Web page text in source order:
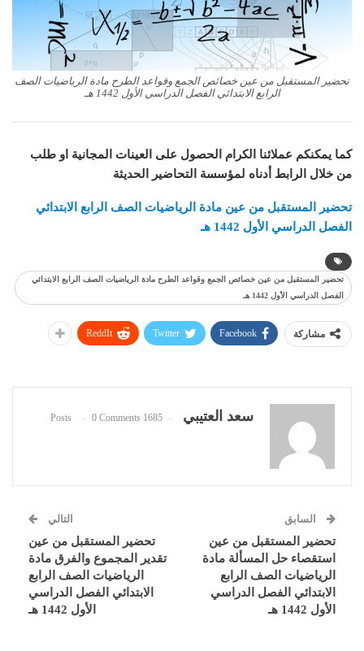
تحضير المستقبل من عين خصائص الجمع وقواعد الطرح مادة الرياضيات الصف
الرابع الابتدائي الفصل الدراسي الأول 1442 هـ
كما يمكنكم عملائنا الكرام الحصول على العينات المجانية او طلب
من خلال الرابط أدناه لمؤسسة التحاضير الحديثة
تحضير المستقبل من عين مادة الرياضيات
الصف الرابع الابتدائي
الفصل الدراسي الأول 1442 هـ
تحضير المستقبل من عين خصائص الجمع وقواعد الطرح مادة الرياضيات الصف الرابع الابتدائي
الفصل الدراسي الأول 1442 هـ
مشاركة Facebook
Twitter
ReddIt
سعد العتيبي 1685 Posts
0 Comments
السابق
تحضير المستقبل من عين
استقصاء حل المسألة مادة
الرياضيات الصف الرابع
الابتدائي الفصل الدراسي
الأول 1442 هـ
التالي
تحضير المستقبل من عين
تقدير المجموع والفرق مادة
الرياضيات الصف الرابع
الابتدائي الفصل الدراسي
الأول 1442 هـ